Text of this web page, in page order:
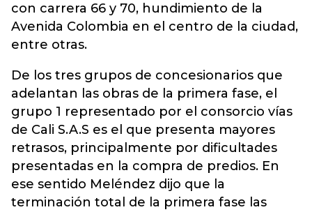
con carrera 66 y 70, hundimiento de la
Avenida Colombia en el centro de la ciudad,
entre otras.
De los tres grupos de concesionarios que
adelantan las obras de la primera fase, el
grupo 1 representado por el consorcio vías
de Cali S.A.S es el que presenta mayores
retrasos, principalmente por dificultades
presentadas en la compra de predios. En
ese sentido Meléndez dijo que la
terminación total de la primera fase las